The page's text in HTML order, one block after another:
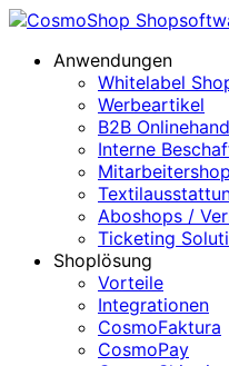
Anwendungen
Whitelabel
Werbeartikel
B2B
Interne
Mitarbeitershop
Aboshops /
Ticketing
Shoplösung
Vorteile
Integrationen
CosmoFaktura
CosmoPay